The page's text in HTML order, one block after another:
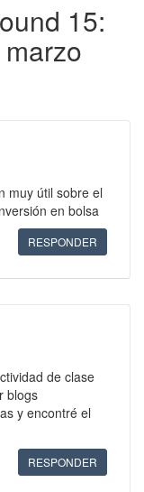
15:
muy útil sobre el
en bolsa
RESPONDER
de clase
blogs
y encontré el
RESPONDER